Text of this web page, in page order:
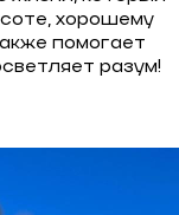
хорошему
помогает
разум!